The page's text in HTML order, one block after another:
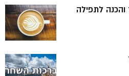
לתפילה